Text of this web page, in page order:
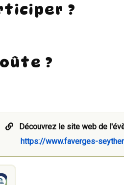
?
?
Découvrez le site web de
https://www.faverges-